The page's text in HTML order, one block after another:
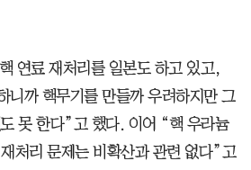
연료 재처리를 일본도 하고 있고,
니까 핵무기를 만들까 우려하지만 그
못 한다”고 했다. 이어 “핵 우라늄
처리 문제는 비확산과 관련 없다”고